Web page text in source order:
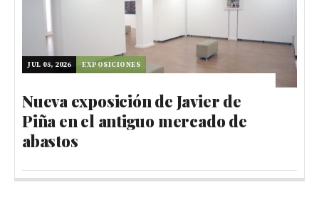
JUL 05, 2026 EXPOSICIONES
Nueva exposición de Javier de
Piña en el antiguo mercado de
abastos